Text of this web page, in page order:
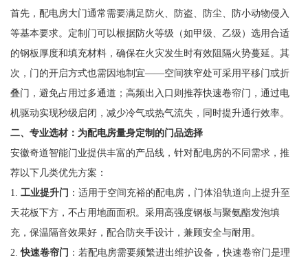
首先，配电房大门通常需要满足防火、防盗、防尘、防小动物侵入
等基本要求。定制门可以根据防火等级（如甲级、乙级）选用合适
的钢板厚度和填充材料，确保在火灾发生时有效阻隔火势蔓延。其
次，门的开启方式也需因地制宜——空间狭窄处可采用平移门或折
叠门，避免占用过多通道；高频出入口则推荐快速卷帘门，通过电
机驱动实现秒级启闭，减少冷气或热气流失，同时提升通行效率。
二、专业选材：为配电房量身定制的门品选择
安徽奇道智能门业提供丰富的产品线，针对配电房的不同需求，推
荐以下几类优先方案：
1. 工业提升门 ：适用于空间充裕的配电房，门体沿轨道向上提升至
天花板下方，不占用地面面积。采用高强度钢板与聚氨酯发泡填
充，保温隔音效果好，配合防夹手设计，兼顾安全与耐用。
2.快速卷帘门 ：若配电房需要频繁进出维护设备，快速卷帘门是理